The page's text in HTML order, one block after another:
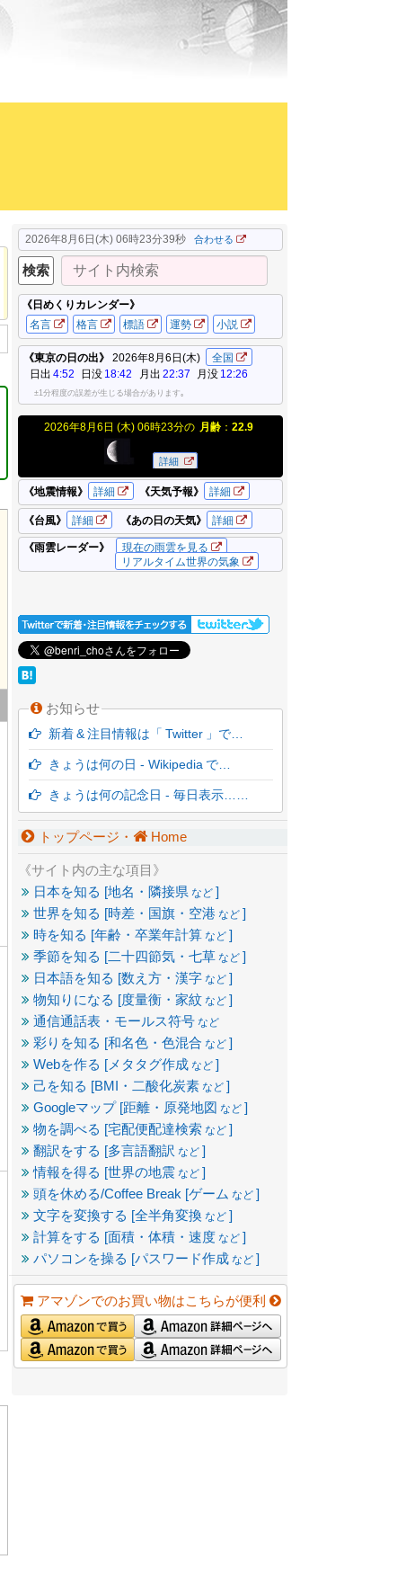
2026年8月6日(木) 06時23分40秒 合わせる
お知らせ
新着 & 注目情報は「 Twitter 」で…
きょうは何の日 - Wikipedia で…
きょうは何の記念日 - 毎日表示……
トップページ・ Home
《サイト内の主な項目》
日本を知る [地名・隣接県 など ]
世界を知る [時差・国旗・空港 など ]
時を知る [年齢・卒業年計算 など ]
季節を知る [二十四節気・七草 など ]
日本語を知る [数え方・漢字 など ]
物知りになる [度量衡・家紋 など ]
通信通話表・モールス符号 など
彩りを知る [和名色・色混合 など ]
Webを作る [メタタグ作成 など ]
己を知る [BMI・二酸化炭素 など ]
Googleマップ [距離・原発地図 など ]
物を調べる [宅配便配達検索 など ]
翻訳をする [多言語翻訳 など ]
情報を得る [世界の地震 など ]
頭を休める/Coffee Break [ゲーム など ]
文字を変換する [全半角変換 など ]
計算をする [面積・体積・速度 など ]
パソコンを操る [パスワード作成 など ]
アマゾンでのお買い物はこちらが便利